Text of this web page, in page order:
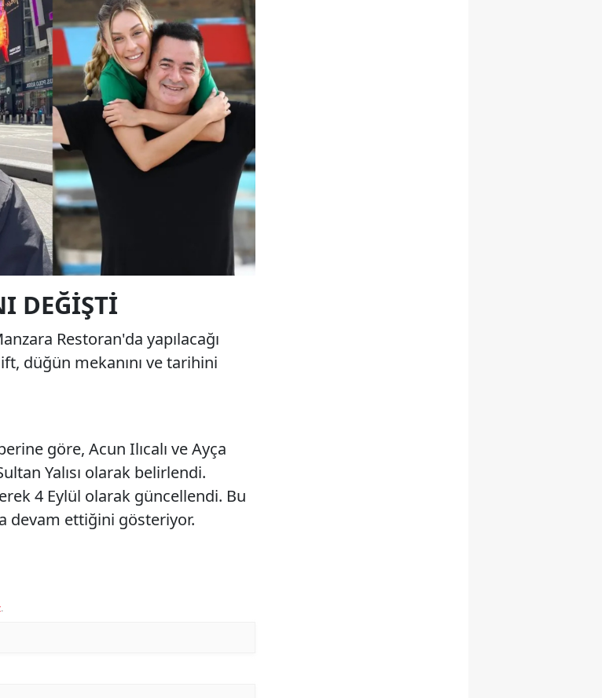
DEĞIŞTI
Restoran'da yapılacağı
düğün mekanını ve tarihini
göre, Acun Ilıcalı ve Ayça
Yalısı olarak belirlendi.
4 Eylül olarak güncellendi. Bu
devam ettiğini gösteriyor.
.